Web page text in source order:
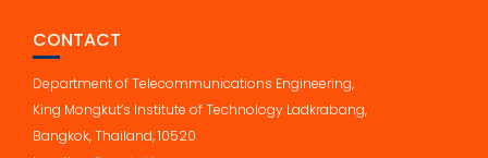
CONTACT
Department of Telecommunications Engineering,
King Mongkut’s Institute of Technology Ladkrabang,
Bangkok, Thailand, 10520